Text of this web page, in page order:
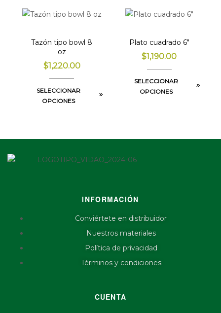
Tazón tipo bowl 8
oz
$1,220.00
SELECCIONAR
OPCIONES
Plato cuadrado 6″
$1,190.00
SELECCIONAR
OPCIONES
INFORMACIÓN
Conviértete en distribuidor
Nuestros materiales
Política de privacidad
Términos y condiciones
CUENTA